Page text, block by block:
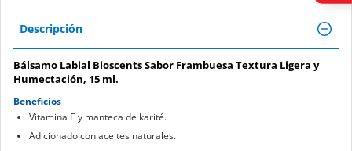
Descripción
Bálsamo Labial Bioscents Sabor Frambuesa Textura Ligera y
Humectación, 15 ml.
Beneficios
Vitamina E y manteca de karité.
Adicionado con aceites naturales.